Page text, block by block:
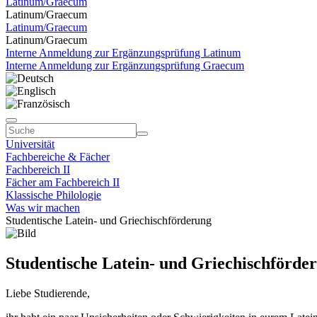
Latinum/Graecum
Latinum/Graecum
Latinum/Graecum
Interne Anmeldung zur Ergänzungsprüfung Latinum
Interne Anmeldung zur Ergänzungsprüfung Graecum
Universität
Fachbereiche & Fächer
Fachbereich II
Fächer am Fachbereich II
Klassische Philologie
Was wir machen
Studentische Latein- und Griechischförderung
Studentische Latein- und
Liebe Studierende,